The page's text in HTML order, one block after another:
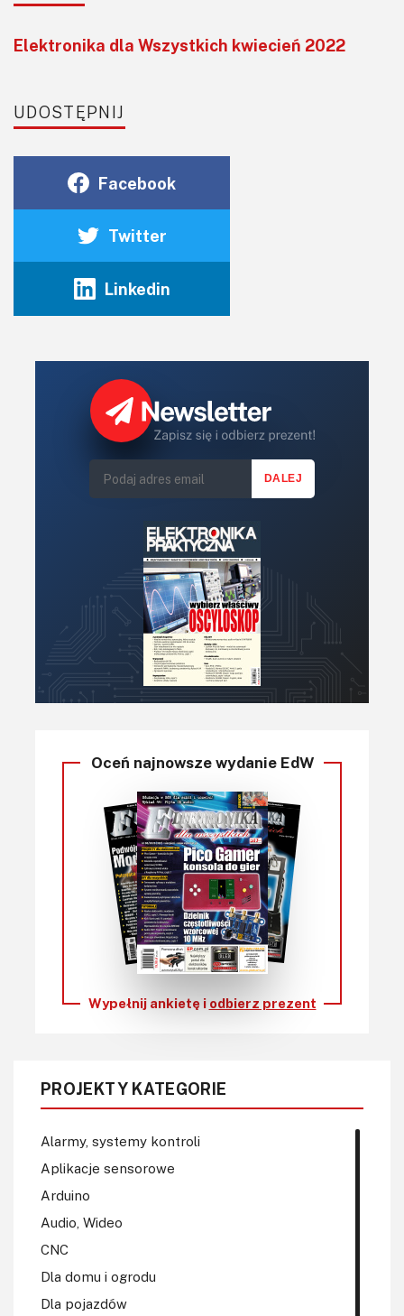
Elektronika dla Wszystkich kwiecień 2022
UDOSTĘPNIJ
Facebook
Twitter
Linkedin
Oceń najnowsze wydanie EdW
Wypełnij ankietę i odbierz prezent
PROJEKTY KATEGORIE
Alarmy, systemy kontroli
Aplikacje sensorowe
Arduino
Audio, Wideo
CNC
Dla domu i ogrodu
Dla pojazdów